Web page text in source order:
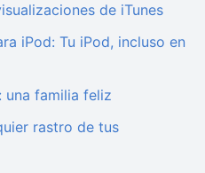
de iTunes
iPod: Tu iPod, incluso en
una familia feliz
rastro de tus